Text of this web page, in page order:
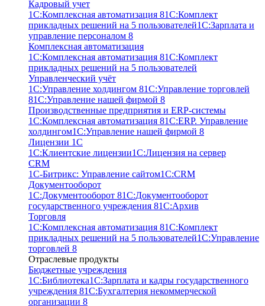
Кадровый учет
1С:Комплексная автоматизация 81С:Комплект
прикладных решений на 5 пользователей1С:Зарплата и
управление персоналом 8
Комплексная автоматизация
1С:Комплексная автоматизация 81С:Комплект
прикладных решений на 5 пользователей
Управленческий учёт
1С:Управление холдингом 81С:Управление торговлей
81С:Управление нашей фирмой 8
Производственные предприятия и ERP-системы
1С:Комплексная автоматизация 81С:ERP. Управление
холдингом1С:Управление нашей фирмой 8
Лицензии 1С
1С:Клиентские лицензии1С:Лицензия на сервер
CRM
1С-Битрикс: Управление сайтом1С:CRM
Документооборот
1С:Документооборот 81С:Документооборот
государственного учреждения 81С:Архив
Торговля
1С:Комплексная автоматизация 81С:Комплект
прикладных решений на 5 пользователей1С:Управление
торговлей 8
Отраслевые продукты
Бюджетные учреждения
1С:Библиотека1С:Зарплата и кадры государственного
учреждения 81С:Бухгалтерия некоммерческой
организации 8